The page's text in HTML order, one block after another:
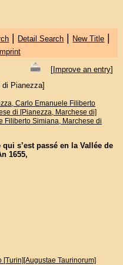
| Detail Search | New Title |
Imprint
[Improve an entry]
Pianezza]
Carlo Emanuele Filiberto
di [Pianezza, Marchese di]
Filiberto Simiana, Marchese di
qui s’est passé en la Vallée de
1655,
[Turin][Augustae Taurinorum]